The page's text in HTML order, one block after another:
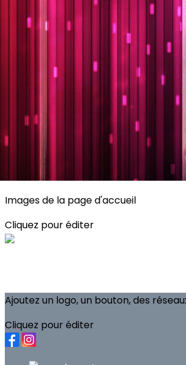
Exporter les lignes sélectionnées
Exporter toutes les colonnes
Exporter uniquement les
Menu
Planning
Description des activités
S'inscrire
Images de la page d'accueil
Cliquez pour éditer
Ajoutez un logo, un bouton, des
Cliquez pour éditer